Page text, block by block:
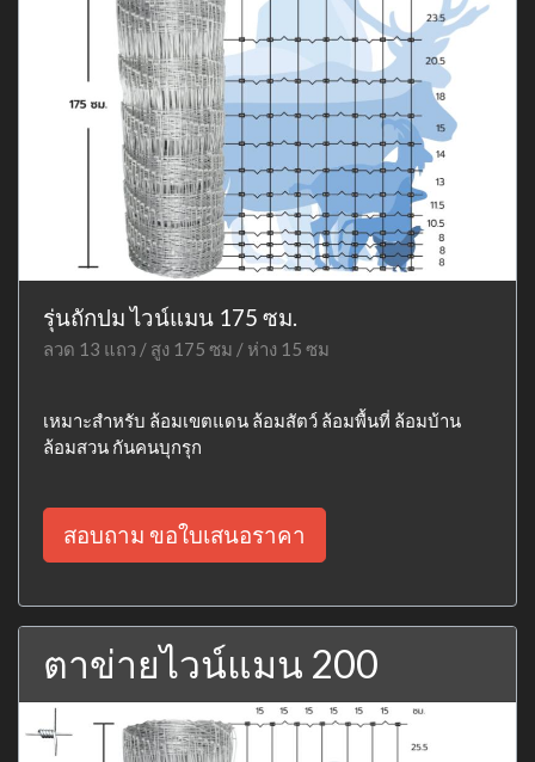
รุ่นถักปม ไวน์แมน 175 ซม.
ลวด 13 แถว / สูง 175 ซม / ห่าง 15 ซม
เหมาะสำหรับ ล้อมเขตแดน ล้อมสัตว์ ล้อมพื้นที่ ล้อมบ้าน
ล้อมสวน กันคนบุกรุก
สอบถาม ขอใบเสนอราคา
ตาข่ายไวน์แมน 200